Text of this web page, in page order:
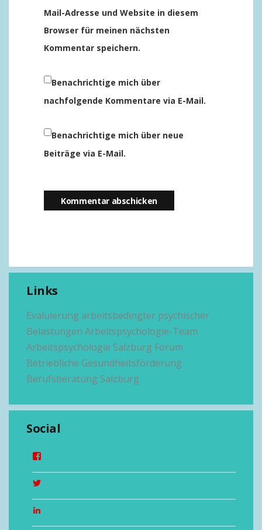
Mail-Adresse und Website in diesem
Browser für meinen nächsten
Kommentar speichern.
Benachrichtige mich über
nachfolgende Kommentare via E-Mail.
Benachrichtige mich über neue
Beiträge via E-Mail.
Links
Evaluierung arbeitsbedingter psychischer
Belastungen Arbeitspsychologie-Team
Arbeitspsychologie Salzburg Forum
Betriebliche Gesundheitsförderung
Berufsberatung Salzburg
Social